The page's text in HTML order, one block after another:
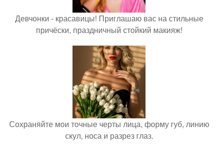
Девчонки - красавицы! Приглашаю вас на стильные
причёски, праздничный стойкий макияж!
Сохраняйте мои точные черты лица, форму губ, линию
скул, носа и разрез глаз.